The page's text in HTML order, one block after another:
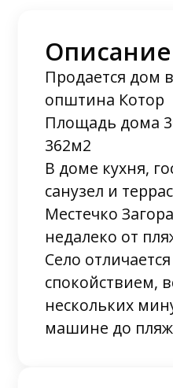
Описание
Продается дом
општина Котор
Площадь дома
362м2
В доме кухня,
санузел и
Местечко
недалеко от
Село
спокойствием,
нескольких
машине до